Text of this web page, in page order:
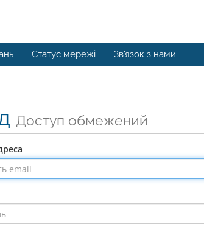
Статус мережі Зв'язок з нами
Доступ обмежений